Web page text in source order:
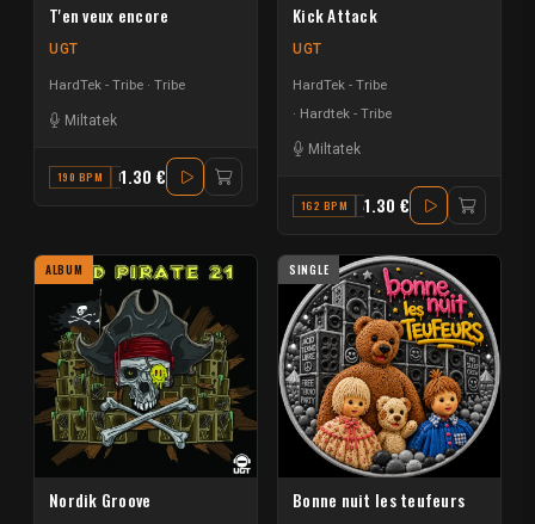
T'en veux encore
UGT
HardTek - Tribe Tribe
Miltatek
190 BPM D1.30 €
Kick Attack
UGT
HardTek - Tribe
Hardtek - Tribe
Miltatek
162 BPM A#1.30 €
ALBUM
Nordik Groove
SINGLE
Bonne nuit les teufeurs